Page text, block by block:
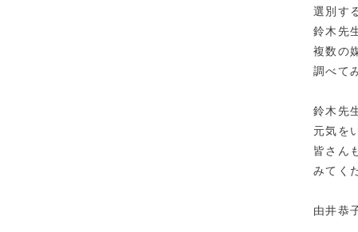
選別す
鈴木先
複数の
調べて
鈴木先
元気を
皆さん
みてく
由井恭